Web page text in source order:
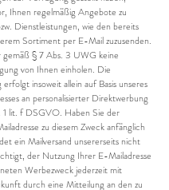
Ihnen regelmäßig Angebote zu
Dienstleistungen, wie den bereits
Sortiment per E-Mail zuzusenden.
gemäß § 7 Abs. 3 UWG keine
von Ihnen einholen. Die
insoweit allein auf Basis unseres
an personalisierter Direktwerbung
lit. f DSGVO. Haben Sie der
zu diesem Zweck anfänglich
ein Mailversand unsererseits nicht
der Nutzung Ihrer E-Mailadresse
Werbezweck jederzeit mit
durch eine Mitteilung an den zu